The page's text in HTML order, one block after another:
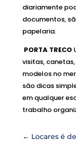
diariamente
documentos,
papelaria.
PORTA TRECO
visitas,
modelos no
são dicas
em qualquer
trabalho
← Locares é